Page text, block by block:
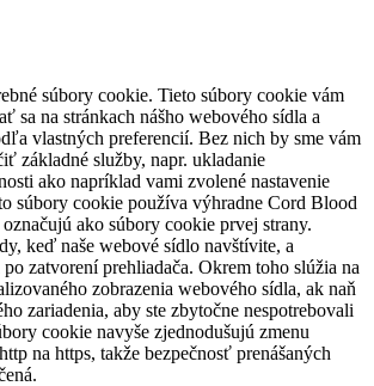
súbory cookie. Tieto súbory cookie vám
sa na stránkach nášho webového sídla a
vlastných preferencií. Bez nich by sme vám
základné služby, napr. ukladanie
ako napríklad vami zvolené nastavenie
súbory cookie používa výhradne Cord Blood
ako súbory cookie prvej strany.
keď naše webové sídlo navštívite, a
zatvorení prehliadača. Okrem toho slúžia na
zobrazenia webového sídla, ak naň
zariadenia, aby ste zbytočne nespotrebovali
cookie navyše zjednodušujú zmenu
na https, takže bezpečnosť prenášaných